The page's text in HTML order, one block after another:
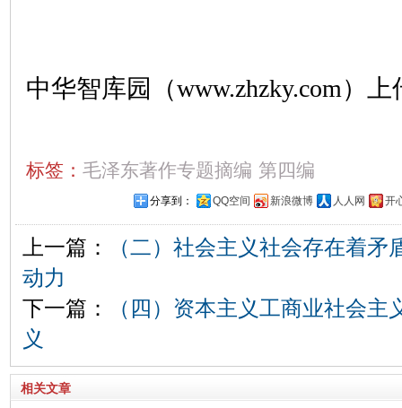
中华智库园（www.zhzky.com）上
标签： 毛泽东著作专题摘编 第四编
分享到： QQ空间 新浪微博 人人网 开
上一篇：
（二）社会主义社会存在着
动力
下一篇：
（四）资本主义工商业社会
义
相关文章